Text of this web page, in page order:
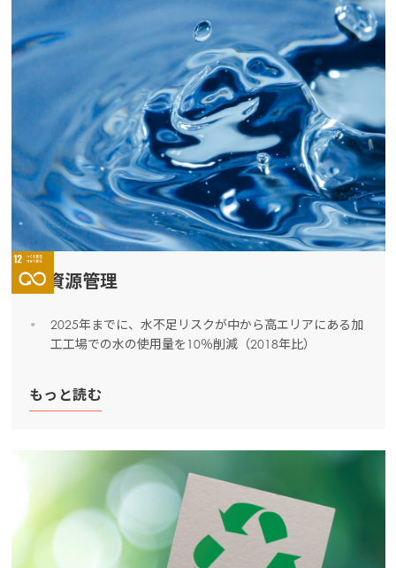
水資源管理
2025年までに、水不足リスクが中から高エリアにある加
工工場での水の使用量を10％削減（2018年比）
もっと読む